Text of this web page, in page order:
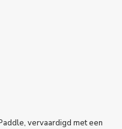
vervaardigd met een